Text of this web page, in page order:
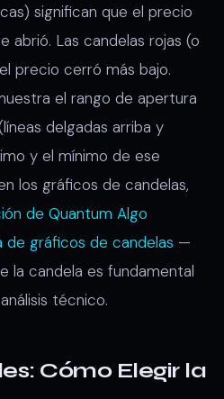
significan que el precio
abrió. Las candelas rojas (o
precio cerró más bajo.
el rango de apertura
delgadas arriba y
y el mínimo de ese
los gráficos de candelas,
de Quantum Algo
gráficos de candelas —
la candela es fundamental
técnico.
Cómo Elegir la